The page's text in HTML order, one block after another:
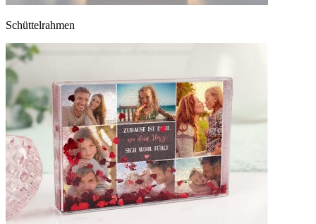
Schüttelrahmen